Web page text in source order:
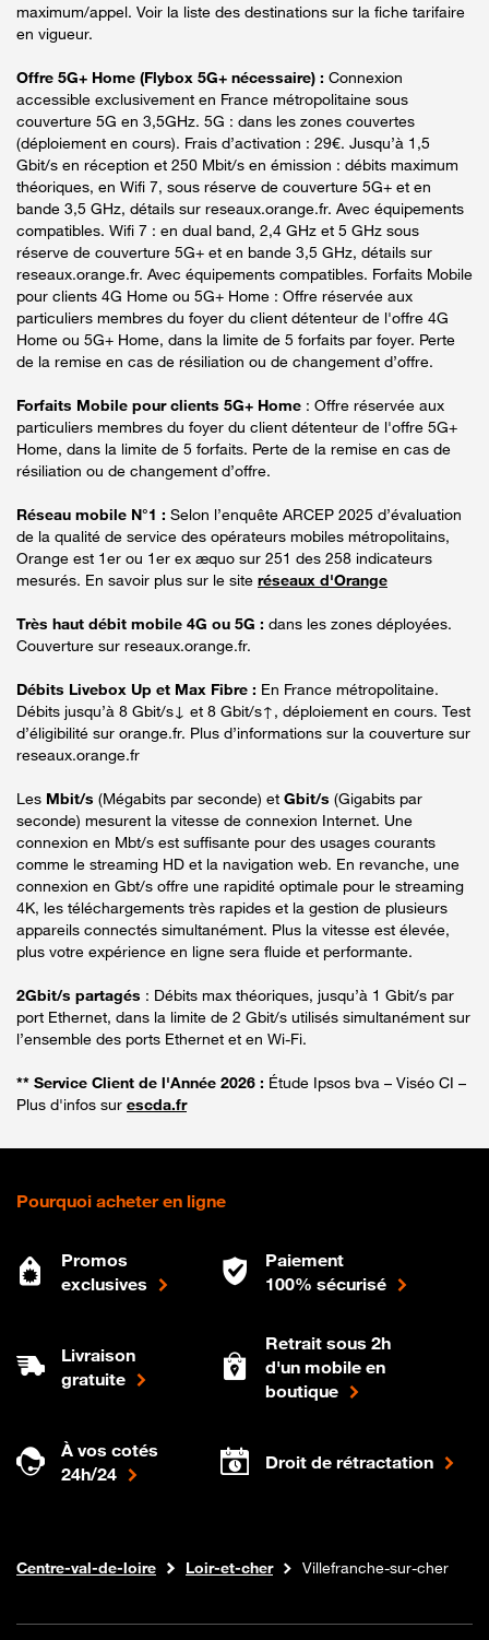
maximum/appel. Voir la liste des destinations sur la fiche tarifaire
en vigueur.
Offre 5G+ Home (Flybox 5G+ nécessaire) : Connexion
accessible exclusivement en France métropolitaine sous
couverture 5G en 3,5GHz. 5G : dans les zones couvertes
(déploiement en cours). Frais d’activation : 29€. Jusqu’à 1,5
Gbit/s en réception et 250 Mbit/s en émission : débits maximum
théoriques, en Wifi 7, sous réserve de couverture 5G+ et en
bande 3,5 GHz, détails sur reseaux.orange.fr. Avec équipements
compatibles. Wifi 7 : en dual band, 2,4 GHz et 5 GHz sous
réserve de couverture 5G+ et en bande 3,5 GHz, détails sur
reseaux.orange.fr. Avec équipements compatibles. Forfaits Mobile
pour clients 4G Home ou 5G+ Home : Offre réservée aux
particuliers membres du foyer du client détenteur de l'offre 4G
Home ou 5G+ Home, dans la limite de 5 forfaits par foyer. Perte
de la remise en cas de résiliation ou de changement d’offre.
Forfaits Mobile pour clients 5G+ Home : Offre réservée aux
particuliers membres du foyer du client détenteur de l'offre 5G+
Home, dans la limite de 5 forfaits. Perte de la remise en cas de
résiliation ou de changement d’offre.
Réseau mobile N°1 : Selon l’enquête ARCEP 2025 d’évaluation
de la qualité de service des opérateurs mobiles métropolitains,
Orange est 1er ou 1er ex æquo sur 251 des 258 indicateurs
mesurés. En savoir plus sur le site réseaux d'Orange
Très haut débit mobile 4G ou 5G : dans les zones déployées.
Couverture sur reseaux.orange.fr.
Débits Livebox Up et Max Fibre : En France métropolitaine.
Débits jusqu’à 8 Gbit/s↓ et 8 Gbit/s↑, déploiement en cours. Test
d’éligibilité sur orange.fr. Plus d’informations sur la couverture sur
reseaux.orange.fr
Les Mbit/s (Mégabits par seconde) et Gbit/s (Gigabits par
seconde) mesurent la vitesse de connexion Internet. Une
connexion en Mbt/s est suffisante pour des usages courants
comme le streaming HD et la navigation web. En revanche, une
connexion en Gbt/s offre une rapidité optimale pour le streaming
4K, les téléchargements très rapides et la gestion de plusieurs
appareils connectés simultanément. Plus la vitesse est élevée,
plus votre expérience en ligne sera fluide et performante.
2Gbit/s partagés : Débits max théoriques, jusqu’à 1 Gbit/s par
port Ethernet, dans la limite de 2 Gbit/s utilisés simultanément sur
l’ensemble des ports Ethernet et en Wi-Fi.
** Service Client de l'Année 2026 : Étude Ipsos bva – Viséo CI –
Plus d'infos sur escda.fr
Pourquoi acheter en ligne
Promos
exclusives
Paiement
100% sécurisé
Livraison
gratuite
Retrait sous 2h
d'un mobile en
boutique
À vos cotés
24h/24
Droit de rétractation
Boutique Orange
Internet fibre
Centre-val-de-loire Loir-et-cher Villefranche-sur-cher